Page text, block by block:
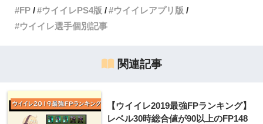
FP
ウイイレPS4版
ウイイレアプリ版
ウイイレ選手個別記事
関連記事
【ウイイレ2019最強FPランキング】
レベル30時総合値が90以上のFP148